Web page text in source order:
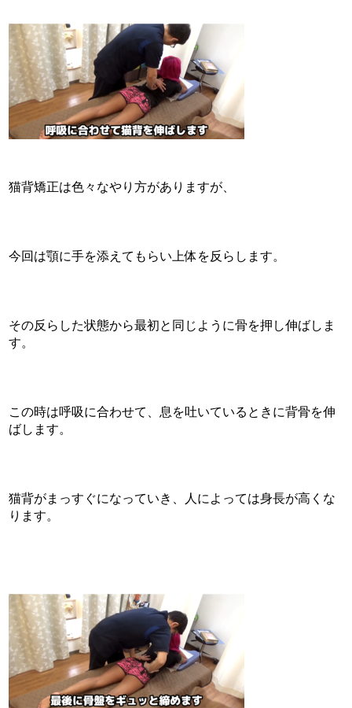
猫背矯正は色々なやり方がありますが、
今回は顎に手を添えてもらい上体を反らします。
その反らした状態から最初と同じように骨を押し伸ばしま
す。
この時は呼吸に合わせて、息を吐いているときに背骨を伸
ばします。
猫背がまっすぐになっていき、人によっては身長が高くな
ります。